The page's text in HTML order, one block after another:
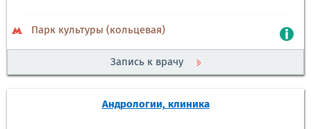
Парк культуры (кольцевая)
Запись к врачу
Андрологии, клиника